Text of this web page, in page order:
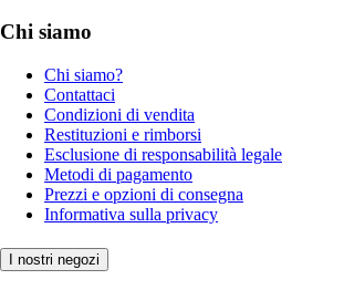
Chi siamo
Chi siamo?
Contattaci
Condizioni di vendita
Restituzioni e rimborsi
Esclusione di responsabilità legale
Metodi di pagamento
Prezzi e opzioni di consegna
Informativa sulla privacy
I nostri negozi